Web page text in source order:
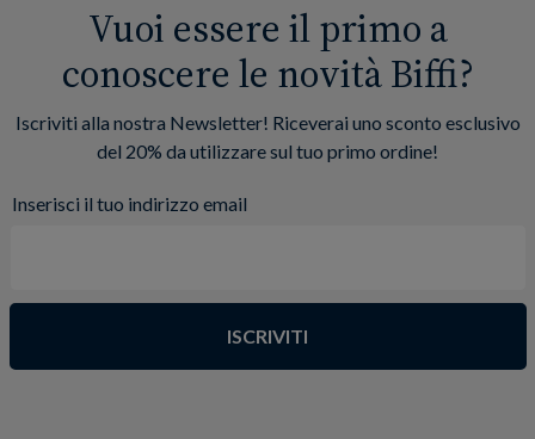
Vuoi essere il primo a
conoscere le novità Biffi?
Iscriviti alla nostra Newsletter! Riceverai uno sconto esclusivo
del 20% da utilizzare sul tuo primo ordine!
Inserisci il tuo indirizzo email
ISCRIVITI